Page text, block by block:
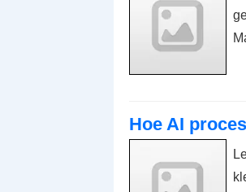
Hoe AI